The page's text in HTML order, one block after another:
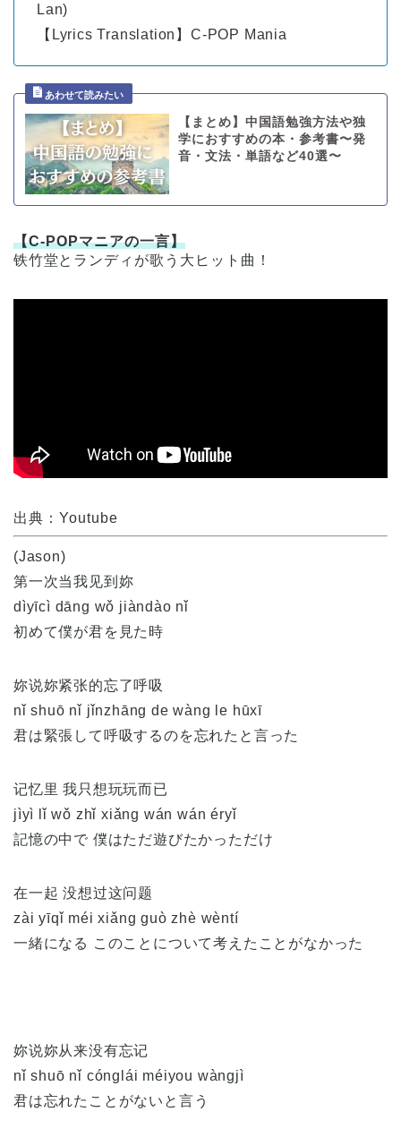
Lan)
【Lyrics Translation】C-POP Mania
【まとめ】中国語勉強方法や独
学におすすめの本・参考書〜発
音・文法・単語など40選〜
【C-POPマニアの一言】
铁竹堂とランディが歌う大ヒット曲！
出典：Youtube
(Jason)
第一次当我见到妳
dìyīcì dāng wǒ jiàndào nǐ
初めて僕が君を見た時
妳说妳紧张的忘了呼吸
nǐ shuō nǐ jǐnzhāng de wàng le hūxī
君は緊張して呼吸するのを忘れたと言った
记忆里 我只想玩玩而已
jìyì lǐ wǒ zhǐ xiǎng wán wán éryǐ
記憶の中で 僕はただ遊びたかっただけ
在一起 没想过这问题
zài yīqǐ méi xiǎng guò zhè wèntí
一緒になる このことについて考えたことがなかった
妳说妳从来没有忘记
nǐ shuō nǐ cónglái méiyou wàngjì
君は忘れたことがないと言う